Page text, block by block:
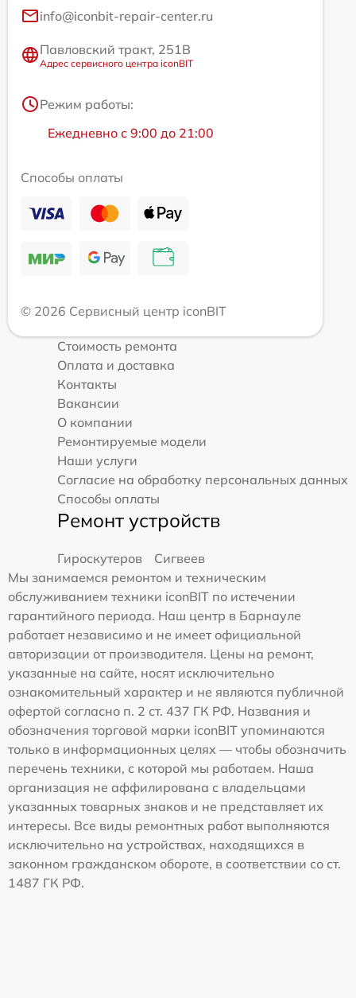
info@iconbit-repair-center.ru
Павловский тракт, 251В
Адрес сервисного центра iconBIT
Режим работы:
Ежедневно с 9:00 до 21:00
Способы оплаты
© 2026 Сервисный центр iconBIT
Стоимость ремонта
Оплата и доставка
Контакты
Вакансии
О компании
Ремонтируемые модели
Наши услуги
Согласие на обработку персональных данных
Способы оплаты
Ремонт устройств
Гироскутеров
Сигвеев
Мы занимаемся ремонтом и техническим
обслуживанием техники iconBIT по истечении
гарантийного периода. Наш центр в Барнауле
работает независимо и не имеет официальной
авторизации от производителя. Цены на ремонт,
указанные на сайте, носят исключительно
ознакомительный характер и не являются публичной
офертой согласно п. 2 ст. 437 ГК РФ. Названия и
обозначения торговой марки iconBIT упоминаются
только в информационных целях — чтобы обозначить
перечень техники, с которой мы работаем. Наша
организация не аффилирована с владельцами
указанных товарных знаков и не представляет их
интересы. Все виды ремонтных работ выполняются
исключительно на устройствах, находящихся в
законном гражданском обороте, в соответствии со ст.
1487 ГК РФ.